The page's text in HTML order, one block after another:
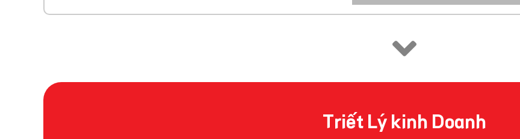
Triết Lý kinh Doanh